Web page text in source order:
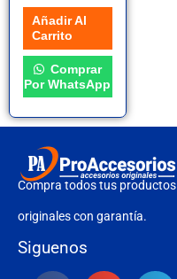
Añadir Al
Carrito
Comprar
Por WhatsApp
Compra todos tus productos
originales con garantía.
Siguenos